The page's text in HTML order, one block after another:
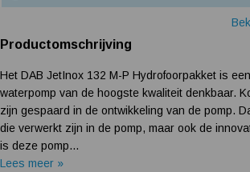
Productomschrijving
Het DAB JetInox 132 M-P Hydrofoorpakket is
waterpomp van de hoogste kwaliteit denkbaar.
zijn gespaard in de ontwikkeling van de pomp.
die verwerkt zijn in de pomp, maar ook de
is deze pomp...
Lees meer »